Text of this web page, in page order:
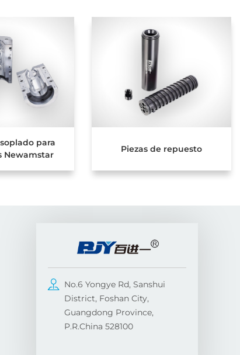
para
Newamstar
Piezas de repuesto
No.6 Yongye Rd, Sanshui
District, Foshan City,
Guangdong Province,
P.R.China 528100